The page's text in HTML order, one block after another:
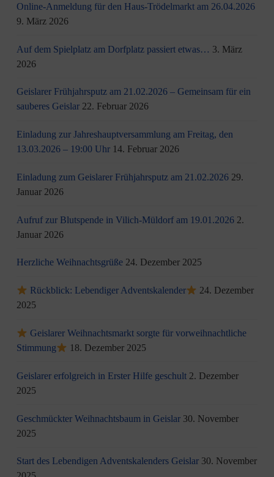
Online-Anmeldung für den Haus-Trödelmarkt am 26.04.2026
9. März 2026
Auf dem Spielplatz am Dorfplatz passiert etwas… 3. März
2026
Geislarer Frühjahrsputz am 21.02.2026 – Gemeinsam für ein
sauberes Geislar 22. Februar 2026
Einladung zur Jahreshauptversammlung am Freitag, den
13.03.2026 – 19:00 Uhr 14. Februar 2026
Einladung zum Geislarer Frühjahrsputz am 21.02.2026 29.
Januar 2026
Aufruf zur Blutspende in Vilich-Müldorf am 19.01.2026 2.
Januar 2026
Herzliche Weihnachtsgrüße 24. Dezember 2025
Rückblick: Lebendiger Adventskalender
24. Dezember
2025
Geislarer Weihnachtsmarkt sorgte für vorweihnachtliche
Stimmung
18. Dezember 2025
Geislarer erfolgreich in Erster Hilfe geschult 2. Dezember
2025
Geschmückter Weihnachtsbaum in Geislar 30. November
2025
Start des Lebendigen Adventskalenders Geislar 30. November